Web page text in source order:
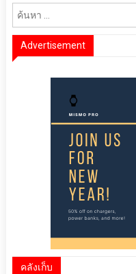
Advertisement
คลังเก็บ